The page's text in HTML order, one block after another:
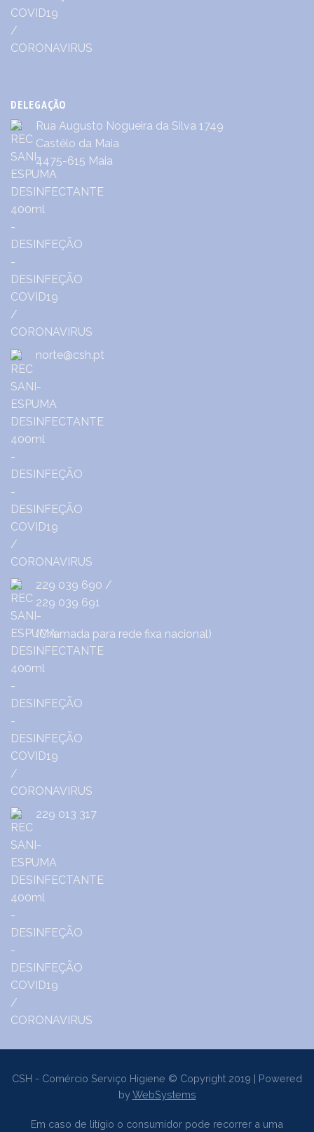
DELEGAÇÃO
Rua Augusto Nogueira da Silva 1749
Castêlo da Maia
4475-615 Maia
norte@csh.pt
229 039 690 /
229 039 691
(Chamada para rede fixa nacional)
229 013 317
CSH - Comércio Serviço Higiene © Copyright 2019 | Powered
byWebSystems
Em caso de litígio o consumidor pode recorrer a uma